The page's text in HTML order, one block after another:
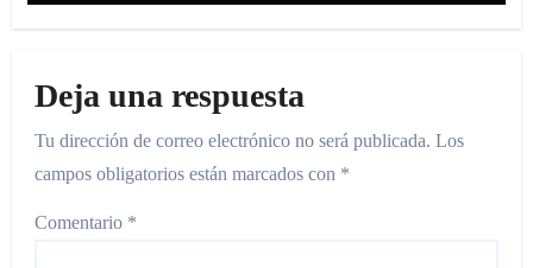
Deja una respuesta
Tu dirección de correo electrónico no será publicada. Los
campos obligatorios están marcados con *
Comentario *